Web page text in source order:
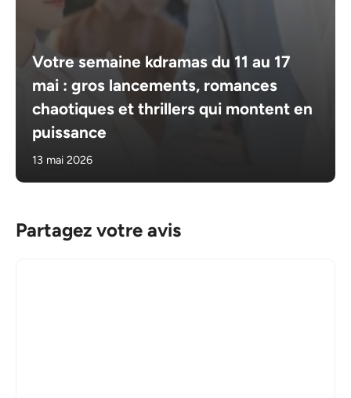
Votre semaine kdramas du 11 au 17
mai : gros lancements, romances
chaotiques et thrillers qui montent en
puissance
13 mai 2026
Partagez votre avis